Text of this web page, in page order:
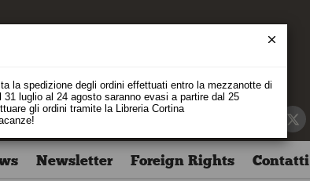
Newsletter Foreign Rights Contatti
la spedizione degli ordini effettuati entro la mezzanotte di
luglio al 24 agosto saranno evasi a partire dal 25
gli ordini tramite la Libreria Cortina